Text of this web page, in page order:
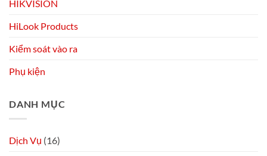
HIKVISION
HiLook Products
Kiểm soát vào ra
Phụ kiện
DANH MỤC
Dịch Vụ (16)